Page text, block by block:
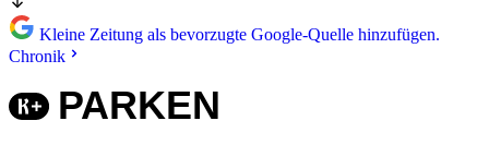
Kleine Zeitung als bevorzugte Google-Quelle hinzufügen.
Chronik
PARKEN